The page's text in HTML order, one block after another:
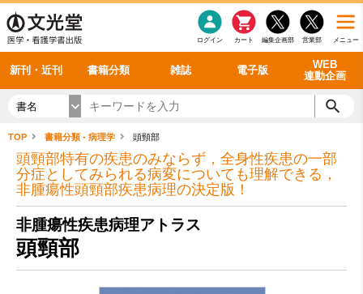
メニュー
営業部
編集企画部
カート
ログイン
新刊・近刊 書籍分類 雑誌 電子版
WEB
連動企画
感染症 老年医学
看護・介護
呼吸器
循環器
シリーズ一覧
雑誌投稿規定
理学療法
雑誌案内・年間購読 最新号 バックナンバー
電子書籍
電子雑誌
書籍「データに基づく臨床動作分析」WEB動画
書籍「眼手術学」WEB動画
書籍「神経症候学 II 改訂第二版」 WEB動画
新刊一覧
今後の発行予定
書名
TOP 書籍分類 - 病理学 頭頸部
頭頸部特有の疾患のみならず，全身性疾患の一部
分症としてみられる病変についても理解できる，
非腫瘍性頭頸部疾患病理の決定版！
非腫瘍性疾患病理アトラス
頭頸部